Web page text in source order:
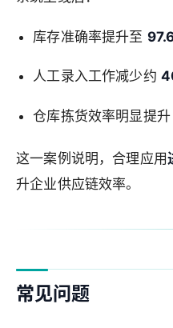
库存准确率提升至
人工录入工作减少约
仓库拣货效率明显提升
这一案例说明，合理应用
升企业供应链效率。
常见问题